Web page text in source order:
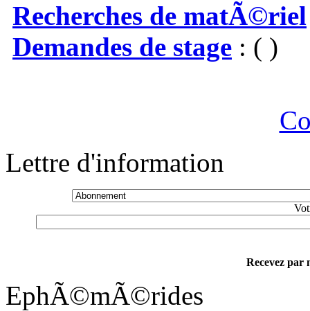
Recherches de matÃ©riel
Demandes de stage : ( )
Lettre d'information
Recevez par
EphÃ©mÃ©rides